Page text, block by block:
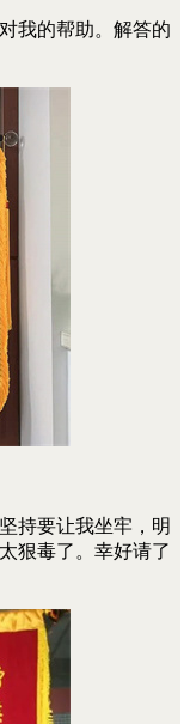
我的帮助。解答的
持要让我坐牢，明
狠毒了。幸好请了